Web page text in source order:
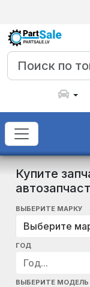
Купите
ВЫБЕРИТЕ МАРКУ
Выберите
ГОД
Год...
ВЫБЕРИТЕ МОДЕЛЬ